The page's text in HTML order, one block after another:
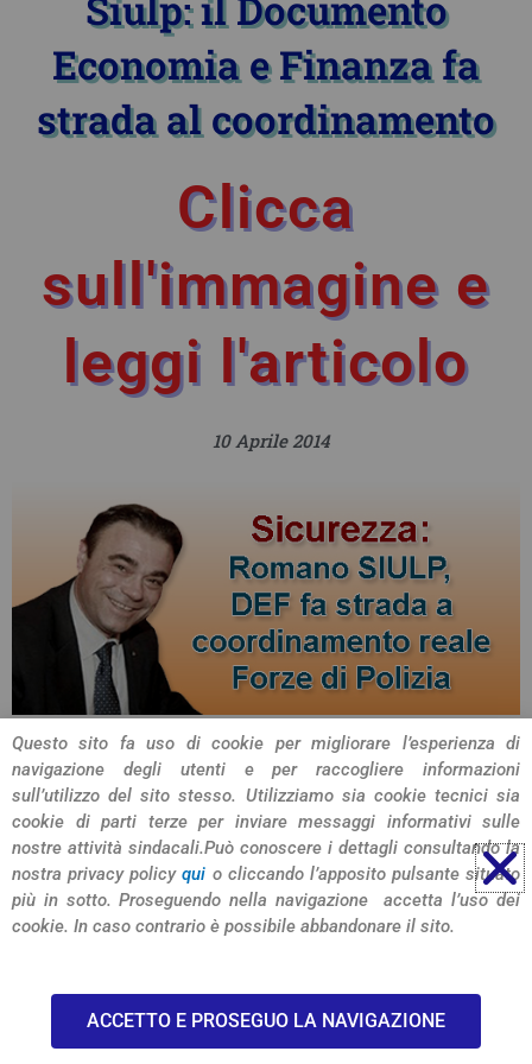
Economia e Finanza fa
strada al coordinamento
Clicca
sull'immagine e
leggi l'articolo
10 Aprile 2014
CONDIVIDI L'ARTICOLO
© 2026 SIULP Verona
Questo sito fa uso di cookie per migliorare l’esperienza di
navigazione degli utenti e per raccogliere informazioni
sull’utilizzo del sito stesso. Utilizziamo sia cookie tecnici sia
cookie di parti terze per inviare messaggi informativi sulle
nostre attività sindacali.Può conoscere i dettagli consultando la
nostra privacy policyqui o cliccando l’apposito pulsante situato
più in sotto. Proseguendo nella navigazione accetta l’uso dei
cookie. In caso contrario è possibile abbandonare il sito.
ACCETTO E PROSEGUO LA NAVIGAZIONE